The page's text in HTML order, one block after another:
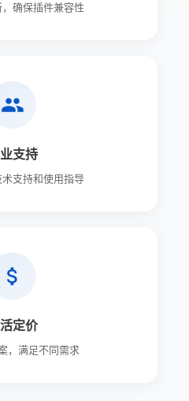
确保插件兼容性
支持
支持和使用指导
定价
，满足不同需求